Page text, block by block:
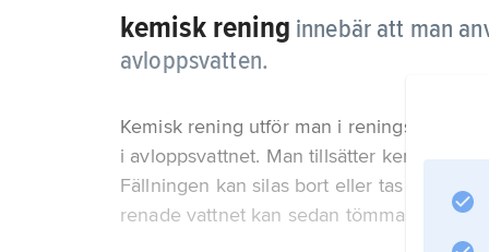
kemisk rening innebär att man
avloppsvatten.
Kemisk rening utför man i reningsverk för
i avloppsvattnet. Man tillsätter kemikalier
Fällningen kan silas bort eller tas upp
renade vattnet kan sedan tömmas ur